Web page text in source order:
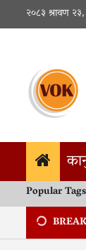
२०८३ श्रावण
Popular Tags
प्रज्ञा